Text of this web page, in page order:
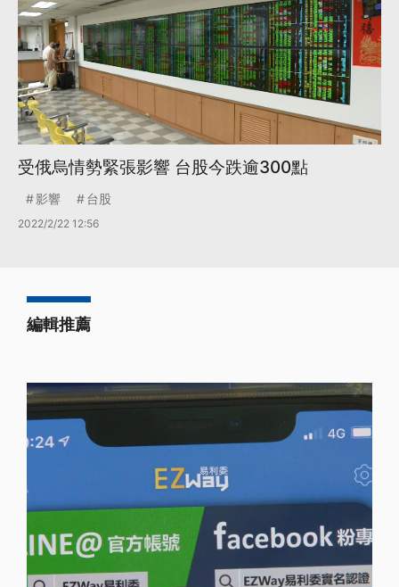
受俄烏情勢緊張影響 台股今跌逾300點
影響 台股
2022/2/22 12:56
編輯推薦